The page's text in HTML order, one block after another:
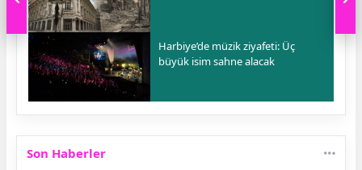
Harbiye’de müzik ziyafeti: Üç
büyük isim sahne alacak
Son Haberler